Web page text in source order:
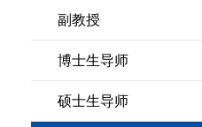
副教授
博士生导师
硕士生导师